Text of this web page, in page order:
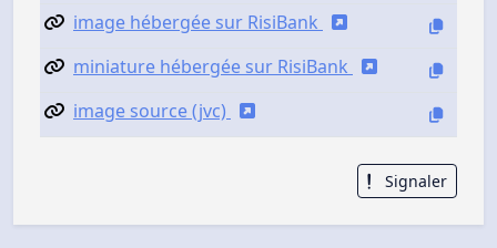
image hébergée sur RisiBank
miniature hébergée sur RisiBank
image source (jvc)
Signaler